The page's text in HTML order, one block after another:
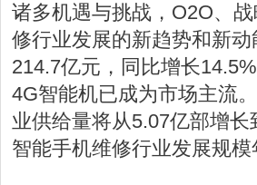
诸多机遇与挑战，O2O、
修行业发展的新趋势和新
214.7亿元，同比增长
4G智能机已成为市场主流
业供给量将从5.07亿部增
智能手机维修行业发展规